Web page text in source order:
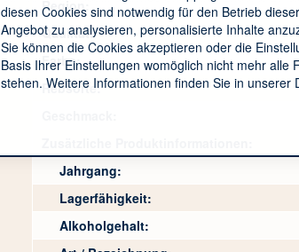
Region:
Qualität:
Farbe:
Rebsorte:
Jahrgang:
Lagerfähigkeit:
Alkoholgehalt:
diesen Cookies sind notwendig für den Betrieb
Angebot zu analysieren, personalisierte Inhalte
Sie können die Cookies akzeptieren oder die
Basis Ihrer Einstellungen womöglich nicht mehr alle
stehen. Weitere Informationen finden Sie in unserer